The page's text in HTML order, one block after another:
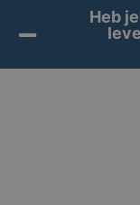
Home Producten
Heb je